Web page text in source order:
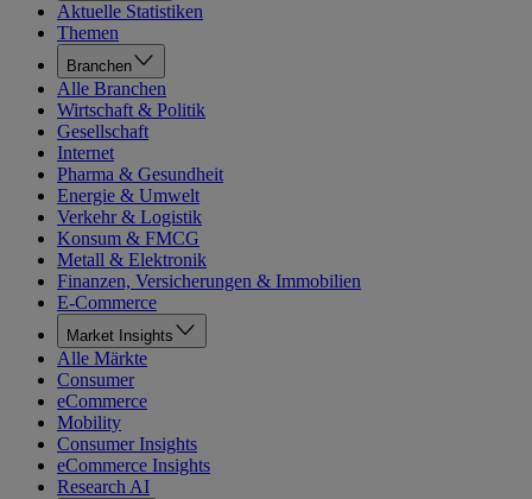
Aktuelle Statistiken
Themen
Branchen
Alle Branchen
Wirtschaft & Politik
Gesellschaft
Internet
Pharma & Gesundheit
Energie & Umwelt
Verkehr & Logistik
Konsum & FMCG
Metall & Elektronik
Finanzen, Versicherungen & Immobilien
E-Commerce
Market Insights
Alle Märkte
Consumer
eCommerce
Mobility
Consumer Insights
eCommerce Insights
Research AI